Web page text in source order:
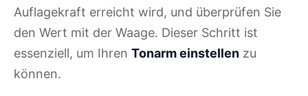
Auflagekraft erreicht wird, und überprüfen Sie
den Wert mit der Waage. Dieser Schritt ist
essenziell, um Ihren Tonarm einstellen zu
können.